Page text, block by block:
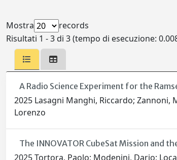
Mostra
records
Risultati 1 - 3 di 3 (tempo di esecuzione:
A Radio Science Experiment for the
2025 Lasagni Manghi, Riccardo; Zannoni,
Lorenzo
The INNOVATOR CubeSat Mission and
2025 Tortora, Paolo; Modenini, Dario;